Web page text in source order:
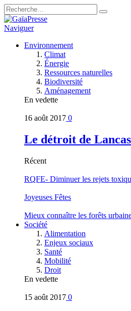
Naviguer
Environnement
Climat
Énergie
Ressources naturelles
Biodiversité
Aménagement
En vedette
16 août 2017 0
Le détroit de
Récent
RQFE- Diminuer les rejets
Joyeuses Fêtes
Mieux connaître les forêts
Société
Alimentation
Enjeux sociaux
Santé
Mobilité
Droit
En vedette
15 août 2017 0